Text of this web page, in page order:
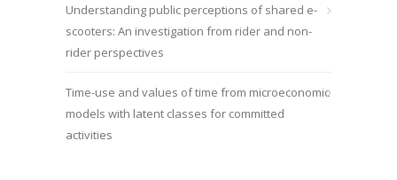
Understanding public perceptions of shared e-
scooters: An investigation from rider and non-
rider perspectives
Time-use and values of time from microeconomic
models with latent classes for committed
activities